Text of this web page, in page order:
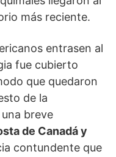
más reciente.
entrasen al
fue cubierto
que quedaron
de la
breve
de Canadá y
contundente que